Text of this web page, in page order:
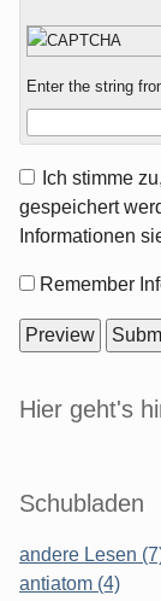
Enter the string
Ich stimme
gespeichert
Informationen
FormRemember
Sidebar
Hier geht's
Schubladen
andere Lesen
antiatom (4)